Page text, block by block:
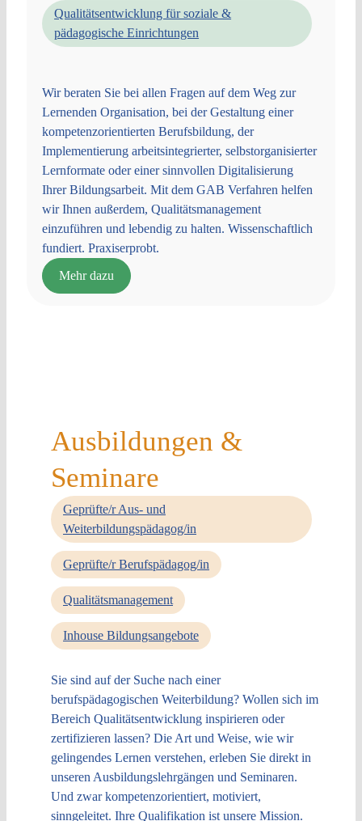
Qualitätsentwicklung für soziale &
pädagogische Einrichtungen
Wir beraten Sie bei allen Fragen auf dem Weg zur
Lernenden Organisation, bei der Gestaltung einer
kompetenzorientierten Berufsbildung, der
Implementierung arbeitsintegrierter, selbstorganisierter
Lernformate oder einer sinnvollen Digitalisierung
Ihrer Bildungsarbeit. Mit dem GAB Verfahren helfen
wir Ihnen außerdem, Qualitätsmanagement
einzuführen und lebendig zu halten. Wissenschaftlich
fundiert. Praxiserprobt.
Mehr dazu
Ausbildungen &
Seminare
Geprüfte/r Aus- und
Weiterbildungspädagog/in
Geprüfte/r Berufspädagog/in
Qualitätsmanagement
Inhouse Bildungsangebote
Sie sind auf der Suche nach einer
berufspädagogischen Weiterbildung? Wollen sich im
Bereich Qualitätsentwicklung inspirieren oder
zertifizieren lassen? Die Art und Weise, wie wir
gelingendes Lernen verstehen, erleben Sie direkt in
unseren Ausbildungslehrgängen und Seminaren.
Und zwar kompetenzorientiert, motiviert,
sinngeleitet. Ihre Qualifikation ist unsere Mission.